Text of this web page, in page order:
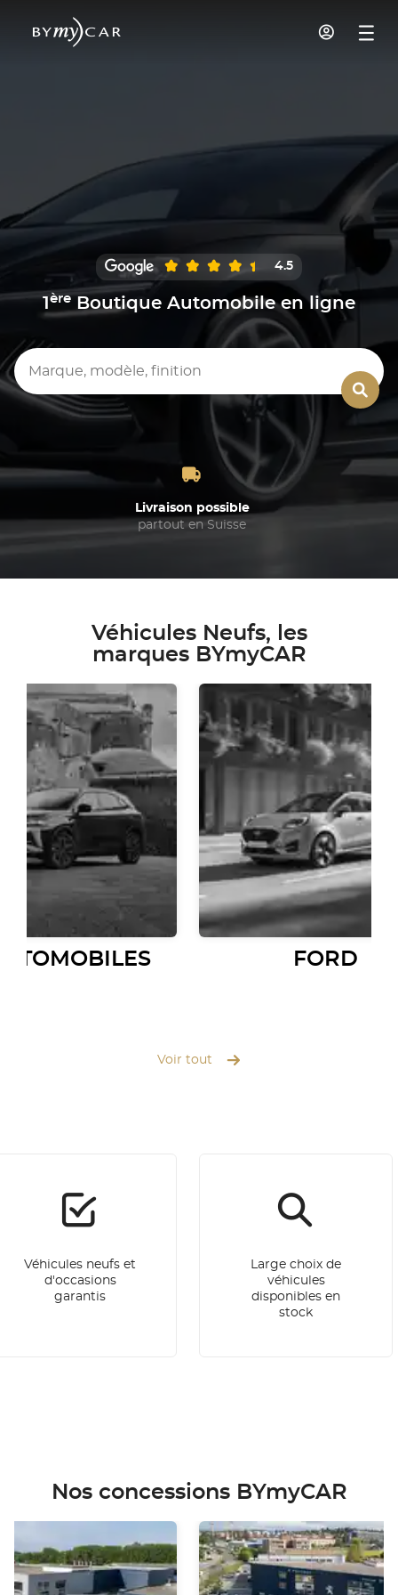
4.5
1 ère Boutique Automobile en ligne
Marque, modèle, finition
Livraison possible
partout en Suisse
Véhicules Neufs, les
marques BYmyCAR
FORD
Voir tout
Véhicules neufs et
d'occasions
garantis
Large choix de
véhicules
disponibles en
stock
Nos concessions BYmyCAR